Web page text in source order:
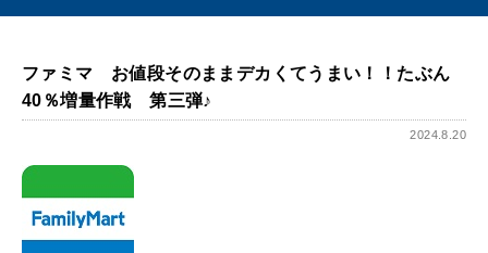
ファミマ お値段そのままデカくてうまい！！たぶん
40％増量作戦 第三弾♪
2024.8.20